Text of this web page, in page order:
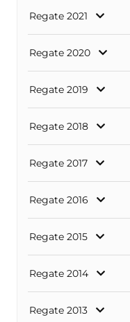
Regate 2021
Regate 2020
Regate 2019
Regate 2018
Regate 2017
Regate 2016
Regate 2015
Regate 2014
Regate 2013